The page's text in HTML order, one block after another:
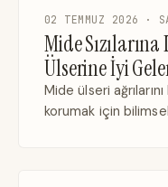
02 TEMMUZ 2026 ·
Mide
Ülserine İyi
Mide ülseri
korumak için